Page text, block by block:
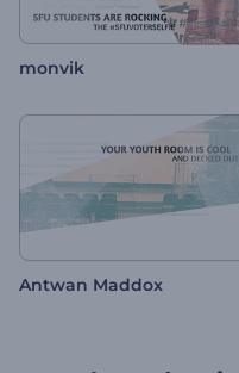
monvik
Antwan Maddox